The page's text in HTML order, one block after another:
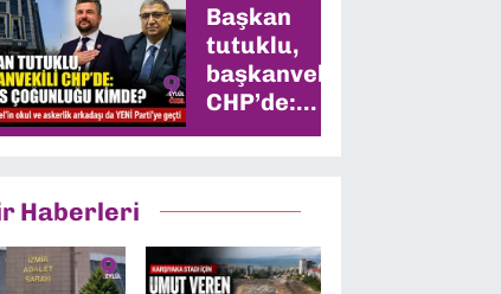
Başkan
tutuklu,
başkanvekili
CHP’de:
Meclis
Haberleri